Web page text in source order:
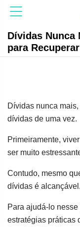
Dívidas Nunca
para
Dívidas nunca
dívidas de uma vez.
Primeiramente,
ser muito
Contudo, mesmo
dívidas é alcançável.
Para ajudá-lo
estratégias práticas